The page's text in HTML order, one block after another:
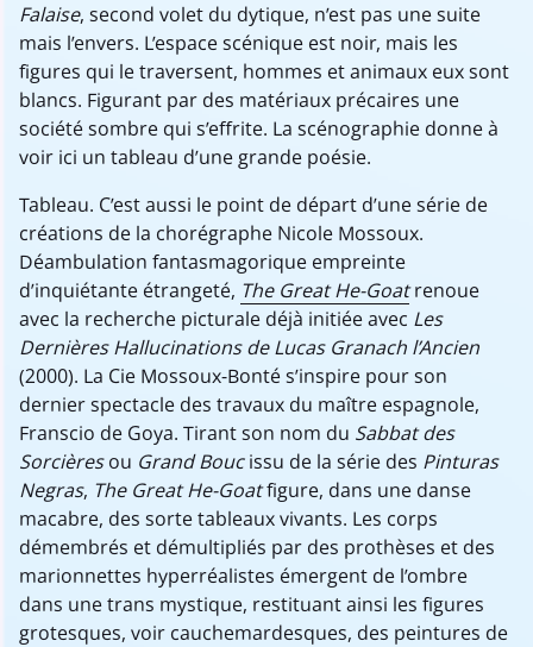
Falaise, second volet du dytique, n’est pas une suite
mais l’envers. L’espace scénique est noir, mais les
figures qui le traversent, hommes et animaux eux sont
blancs. Figurant par des matériaux précaires une
société sombre qui s’effrite. La scénographie donne à
voir ici un tableau d’une grande poésie.
Tableau. C’est aussi le point de départ d’une série de
créations de la chorégraphe Nicole Mossoux.
Déambulation fantasmagorique empreinte
d’inquiétante étrangeté, The Great He-Goatrenoue
avec la recherche picturale déjà initiée avec Les
Dernières Hallucinations de Lucas Granach l’Ancien
(2000). La Cie Mossoux-Bonté s’inspire pour son
dernier spectacle des travaux du maître espagnole,
Franscio de Goya. Tirant son nom du Sabbat des
Sorcièresou Grand Boucissu de la série des Pinturas
Negras, The Great He-Goatfigure, dans une danse
macabre, des sorte tableaux vivants. Les corps
démembrés et démultipliés par des prothèses et des
marionnettes hyperréalistes émergent de l’ombre
dans une trans mystique, restituant ainsi les figures
grotesques, voir cauchemardesques, des peintures de